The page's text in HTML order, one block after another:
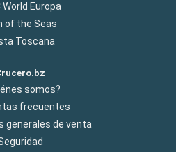
World Europa
of the Seas
Toscana
somos?
frecuentes
generales de venta